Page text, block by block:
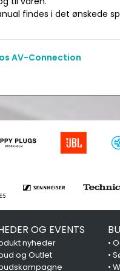
findes i det ønskede
AV-Connection
OG EVENTS
nyheder
og Outlet
•
•
•